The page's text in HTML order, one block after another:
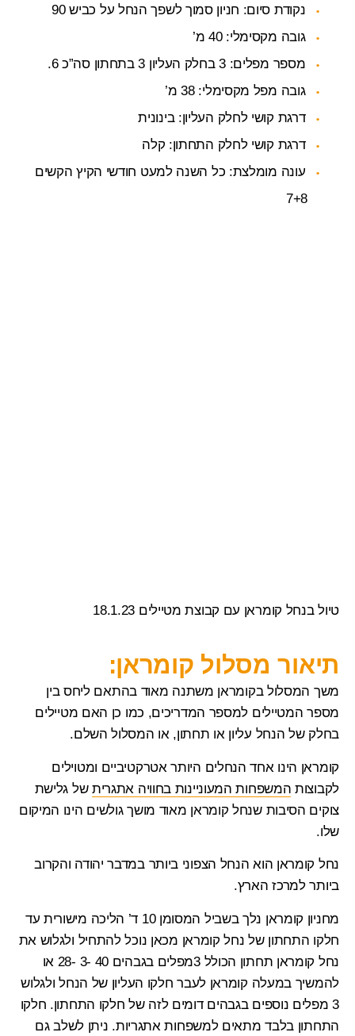
נקודת סיום: חניון סמוך לשפך הנחל על כביש 90
גובה מקסימלי: 40 מ’
מספר מפלים: 3 בחלק העליון 3 בתחתון סה”כ 6.
גובה מפל מקסימלי: 38 מ’
דרגת קושי לחלק העליון: בינונית
דרגת קושי לחלק התחתון: קלה
עונה מומלצת: כל השנה למעט חודשי הקיץ הקשים
7+8
טיול בנחל קומראן עם קבוצת מטיילים 18.1.23
תיאור מסלול קומראן:
משך המסלול בקומראן משתנה מאוד בהתאם ליחס בין
מספר המטיילים למספר המדריכים, כמו כן האם מטיילים
בחלק של הנחל עליון או תחתון, או המסלול השלם.
קומראן הינו אחד הנחלים היותר אטרקטיביים ומטוילים
לקבוצות המשפחות המעוניינות בחוויה אתגרית של גלישת
צוקים הסיבות שנחל קומראן מאוד מושך גולשים הינו המיקום
שלו.
נחל קומראן הוא הנחל הצפוני ביותר במדבר יהודה והקרוב
ביותר למרכז הארץ.
מחניון קומראן
נלך בשביל המסומן 10 ד’ הליכה מישורית עד
חלקו התחתון של נחל קומראן מכאן נוכל להתחיל ולגלוש את
נחל קומראן תחתון
הכולל 3מפלים בגבהים 40 -3 -28 או
להמשיך במעלה קומראן לעבר חלקו העליון של הנחל ולגלוש
3 מפלים נוספים בגבהים דומים לזה של חלקו התחתון. חלקו
התחתון בלבד מתאים למשפחות אתגריות. ניתן לשלב גם